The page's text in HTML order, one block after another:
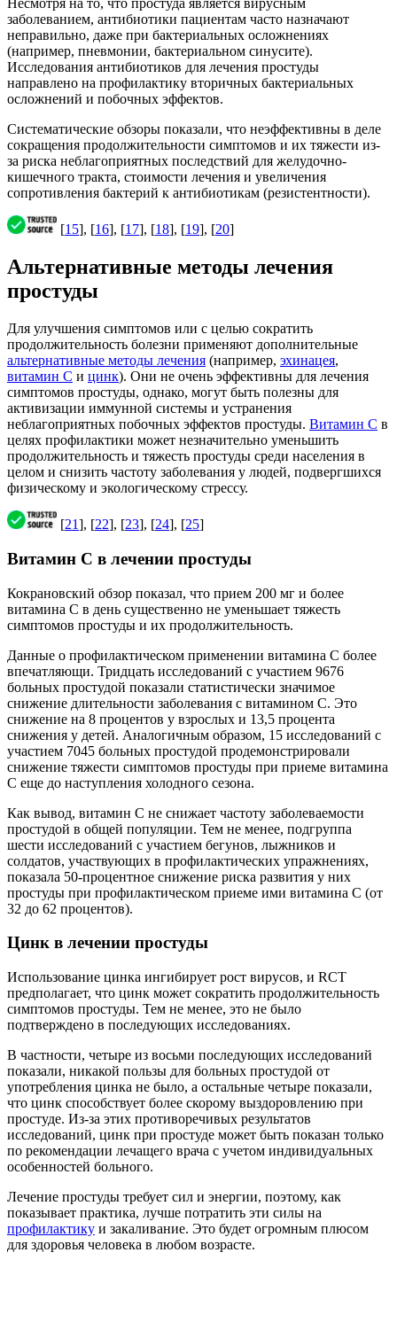
Несмотря на то, что простуда является вирусным
заболеванием, антибиотики пациентам часто назначают
неправильно, даже при бактериальных осложнениях
(например, пневмонии, бактериальном синусите).
Исследования антибиотиков для лечения простуды
направлено на профилактику вторичных бактериальных
осложнений и побочных эффектов.
Систематические обзоры показали, что неэффективны в деле
сокращения продолжительности симптомов и их тяжести из-
за риска неблагоприятных последствий для желудочно-
кишечного тракта, стоимости лечения и увеличения
сопротивления бактерий к антибиотикам (резистентности).
[15], [16], [17], [18], [19], [20]
Альтернативные методы лечения
простуды
Для улучшения симптомов или с целью сократить
продолжительность болезни применяют дополнительные
альтернативные методы лечения (например, эхинацея,
витамин С и цинк). Они не очень эффективны для лечения
симптомов простуды, однако, могут быть полезны для
активизации иммунной системы и устранения
неблагоприятных побочных эффектов простуды. Витамин С в
целях профилактики может незначительно уменьшить
продолжительность и тяжесть простуды среди населения в
целом и снизить частоту заболевания у людей, подвергшихся
физическому и экологическому стрессу.
[21], [22], [23], [24], [25]
Витамин С в лечении простуды
Кокрановский обзор показал, что прием 200 мг и более
витамина С в день существенно не уменьшает тяжесть
симптомов простуды и их продолжительность.
Данные о профилактическом применении витамина С более
впечатляющи. Тридцать исследований с участием 9676
больных простудой показали статистически значимое
снижение длительности заболевания с витамином C. Это
снижение на 8 процентов у взрослых и 13,5 процента
снижения у детей. Аналогичным образом, 15 исследований с
участием 7045 больных простудой продемонстрировали
снижение тяжести симптомов простуды при приеме витамина
С еще до наступления холодного сезона.
Как вывод, витамин С не снижает частоту заболеваемости
простудой в общей популяции. Тем не менее, подгруппа
шести исследований с участием бегунов, лыжников и
солдатов, участвующих в профилактических упражнениях,
показала 50-процентное снижение риска развития у них
простуды при профилактическом приеме ими витамина С (от
32 до 62 процентов).
Цинк в лечении простуды
Использование цинка ингибирует рост вирусов, и RCT
предполагает, что цинк может сократить продолжительность
симптомов простуды. Тем не менее, это не было
подтверждено в последующих исследованиях.
В частности, четыре из восьми последующих исследований
показали, никакой пользы для больных простудой от
употребления цинка не было, а остальные четыре показали,
что цинк способствует более скорому выздоровлению при
простуде. Из-за этих противоречивых результатов
исследований, цинк при простуде может быть показан только
по рекомендации лечащего врача с учетом индивидуальных
особенностей больного.
Лечение простуды требует сил и энергии, поэтому, как
показывает практика, лучше потратить эти силы на
профилактику и закаливание. Это будет огромным плюсом
для здоровья человека в любом возрасте.